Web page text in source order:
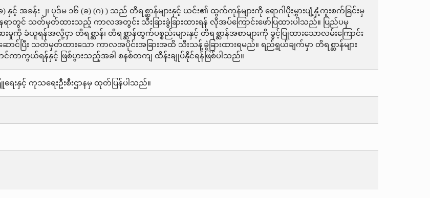
င့် အခန်း ၂၊ ပုဒ်မ ၁၆ (ခ) (ဂ) ) သည် တိရစ္ဆာန်များနှင့် ယင်း၏ ထွက်ကုန်များကို ရောဂါပိုးမွှားပျံ့နှံ့ကူးစက်ခြင်းမှ
သတ်မှတ်ထားသည့် ကာလအတွင်း သီးခြားခွဲခြားထားရန် လိုအပ်ကြောင်းဖော်ပြထားပါသည်။ ပြည်ပမှ
ခံယူရန်အလို့ငှာ တိရစ္ဆာန်၊ တိရစ္ဆာန်ထွက်ပစ္စည်းများနှင့် တိရစ္ဆာန်အစာများကို ခွင့်ပြုထားသောလမ်းကြောင်း
ြီး သတ်မှတ်ထားသော ကာလအပိုင်းအခြားအထိ သီးသန့်ခွဲခြားထားရမည်။ ရည်ရွယ်ချက်မှာ တိရစ္ဆာန်များ
ကာကွယ်ရန်နှင့် ဖြစ်ပွားသည့်အခါ စနစ်တကျ ထိန်းချုပ်နိုင်ရန်ဖြစ်ပါသည်။
ေးနှင့် ကုသရေးဦးစီးဌာနမှ ထုတ်ပြန်ပါသည်။